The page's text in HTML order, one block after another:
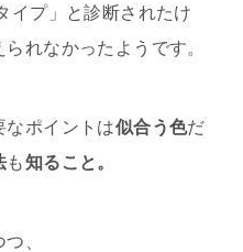
イプ」と診断されたけ
れなかったようです。
なポイントは似合う色だ
も知ること。
、